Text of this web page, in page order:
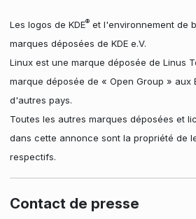
Les logos de KDE®et l'environnement de
marques déposées de KDE e.V.
Linux est une marque déposée de Linus
marque déposée de « Open Group » aux
d'autres pays.
Toutes les autres marques déposées et
dans cette annonce sont la propriété de
respectifs.
Contact de presse